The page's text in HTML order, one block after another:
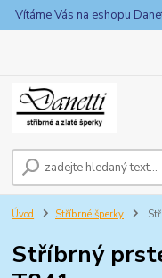
Vítáme Vás na eshopu
Úvod Stříbrné šperky
Stříbrný